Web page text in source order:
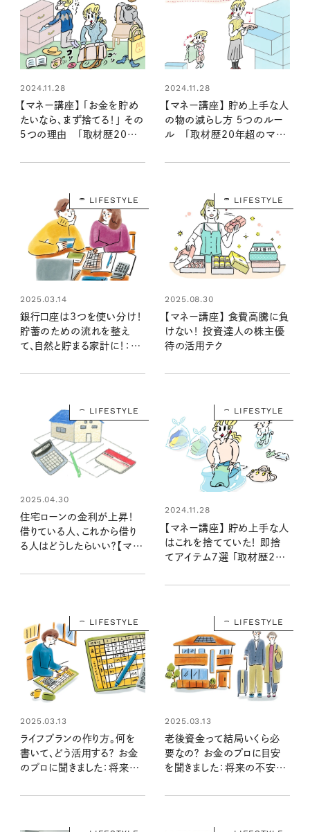
2024.11.28
【マネー講座】 「お金を貯め
たいなら、まず捨てる！」 その
５つの理由 「取材歴20年
⑩」
2024.11.28
【マネー講座】 貯め上手な人
の物の減らし方 ５つのルー
ル 「取材歴20年超のマネ
LIFESTYLE
2025.03.14
銀行口座は3つを使い分け！
貯蓄のための流れを整え
て、自然と貯まる家計に！：将
プラン③
LIFESTYLE
2025.08.30
【マネー講座】 食費高騰に負
けない！ 投資達人の株主優
待の活用テク
LIFESTYLE
2025.04.30
住宅ローンの金利が上昇！
借りている人、これから借り
る人はどうしたらいい？【マネ
LIFESTYLE
2024.11.28
【マネー講座】 貯め上手な人
はこれを捨てていた！ 即捨
てアイテム７選 「取材歴20
⑪」
LIFESTYLE
2025.03.13
ライフプランの作り方。何を
書いて、どう活用する？ お金
のプロに聞きました：将来の
➁
LIFESTYLE
2025.03.13
老後資金って結局いくら必
要なの？ お金のプロに目安
を聞きました：将来の不安を